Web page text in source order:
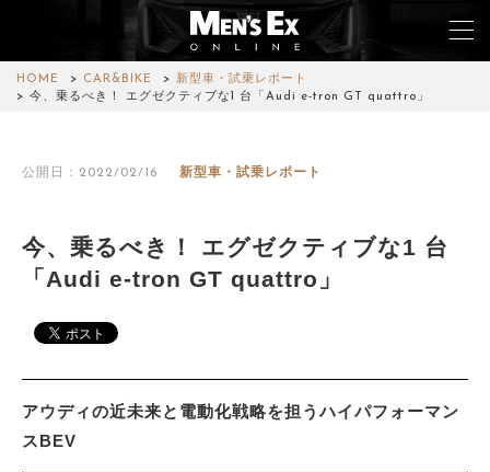
HOME CAR&BIKE
新型車・試乗レポート
今、乗るべき！ エグゼクティブな1 台「Audi e-tron GT quattro」
公開日：2022/02/16 新型車・試乗レポート
今、乗るべき！ エグゼクティブな1 台
「Audi e-tron GT quattro」
アウディの近未来と電動化戦略を担うハイパフォーマン
スBEV
WATCH
CAR&BIKE
LIFESTYLE
MAGAZINE